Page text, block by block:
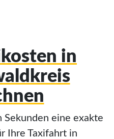
in
Sekunden eine exakte
Ihre Taxifahrt in